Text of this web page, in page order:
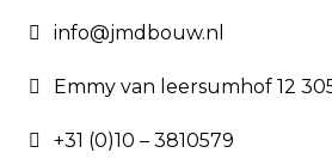
info@jmdbouw.nl
Emmy van leersumhof 12
+31 (0)10 – 3810579